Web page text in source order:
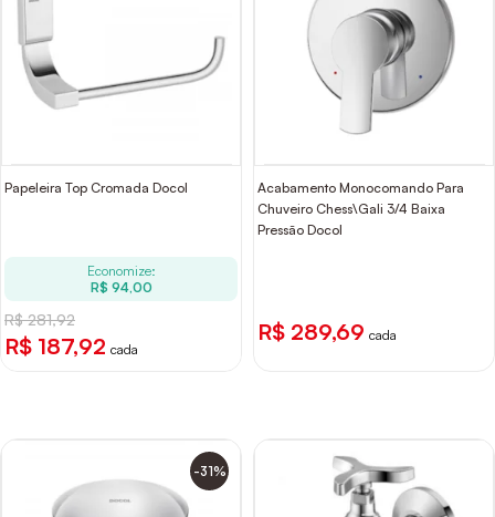
Papeleira Top Cromada Docol
Economize:
R$ 94,00
R$ 281,92
R$ 187,92 cada
Acabamento Monocomando Para
Chuveiro Chess\Gali 3/4 Baixa
Pressão Docol
R$ 289,69 cada
-31%